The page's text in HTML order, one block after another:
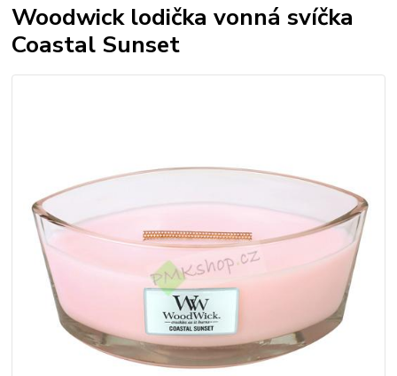
Woodwick lodička vonná svíčka
Coastal Sunset